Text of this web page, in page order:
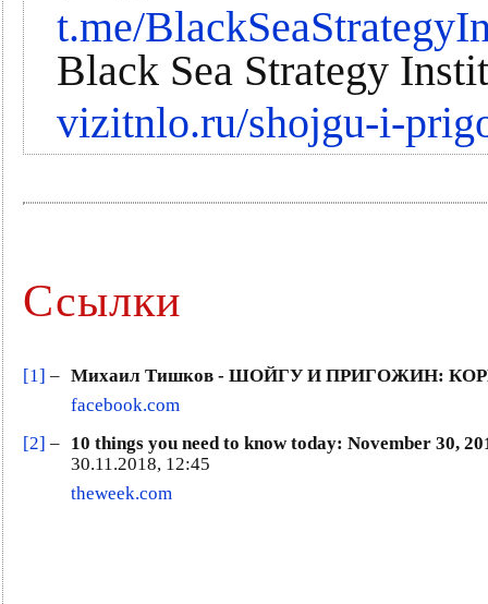
t.me/
Black Sea Strategy
vizitnlo.ru/shojgu-i-
Ссылки
[1] – Михаил Тишков - ШОЙГУ И ПРИГОЖИН:
facebook.com
[2] – 10 things you need to know today: November 30,
30.11.2018, 12:45
theweek.com